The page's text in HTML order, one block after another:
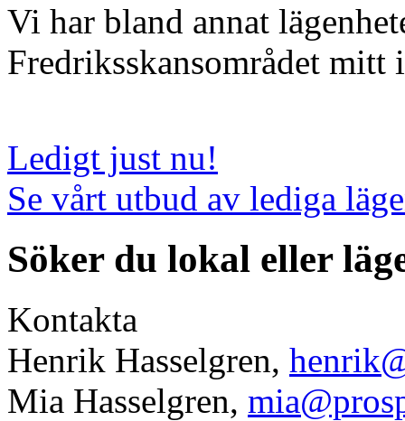
Vi har bland annat
Fredriksskansområdet mitt
Ledigt just nu!
Se vårt utbud av lediga
Söker du lokal eller
Kontakta
Henrik Hasselgren,
Mia Hasselgren,